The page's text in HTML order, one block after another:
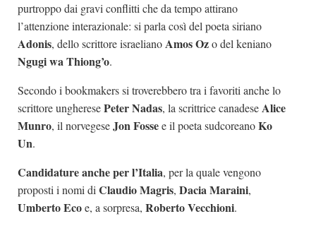
purtroppo dai gravi conflitti che da tempo attirano
l’attenzione interazionale: si parla così del poeta siriano
Adonis, dello scrittore israelianoAmos Ozo del keniano
Ngugi wa Thiong’o.
Secondo i bookmakers si troverebbero tra i favoriti anche lo
scrittore ungheresePeter Nadas, la scrittrice canadeseAlice
Munro, il norvegeseJon Fossee il poeta sudcoreanoKo
Un.
Candidature anche per l’Italia, per la quale vengono
proposti i nomi di Claudio Magris, Dacia Maraini,
Umberto Ecoe, a sorpresa, Roberto Vecchioni.